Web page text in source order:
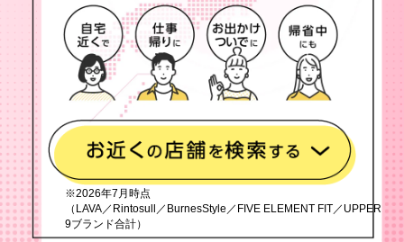
※2026年7月時点
（LAVA／Rintosull／BurnesStyle／FIVE ELEMENT FIT／UPPER
9ブランド合計）